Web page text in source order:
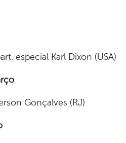
especial Karl Dixon (USA)
Gonçalves (RJ)